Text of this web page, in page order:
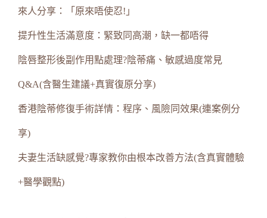
來人分享：「原來唔使忍!」
提升性生活滿意度：緊致同高潮，缺一都唔得
陰唇整形後副作用點處理?陰蒂痛、敏感過度常見
Q&A(含醫生建議+真實復原分享)
香港陰蒂修復手術詳情：程序、風險同效果(連案例分
享)
夫妻生活缺感覺?專家教你由根本改善方法(含真實體驗
+醫學觀點)